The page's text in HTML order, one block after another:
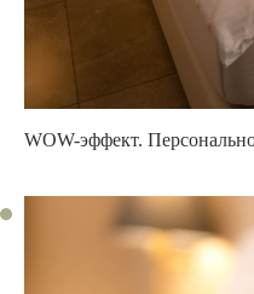
WOW-эффект.